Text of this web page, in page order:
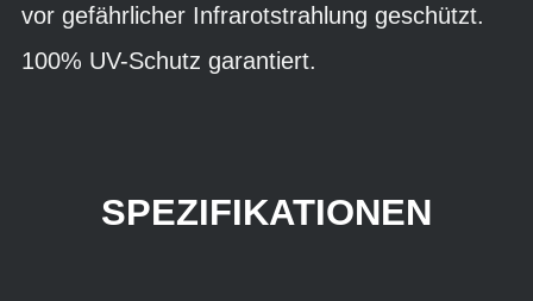
vor gefährlicher Infrarotstrahlung geschützt.
100% UV-Schutz garantiert.
SPEZIFIKATIONEN